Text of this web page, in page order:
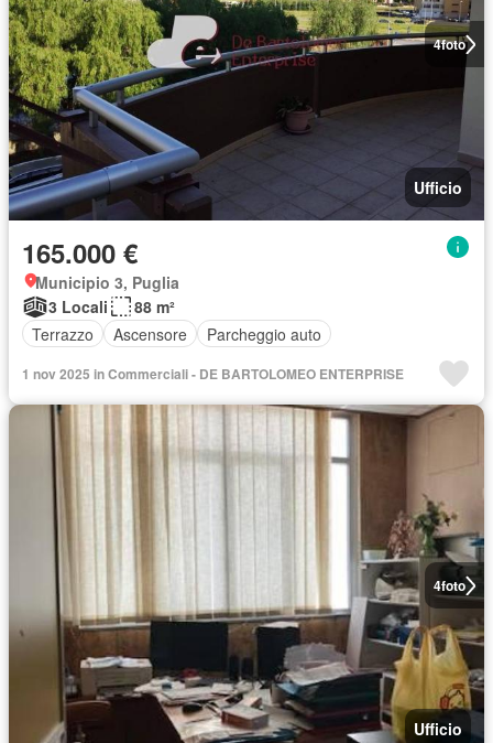
4foto
Ufficio
165.000 €
Municipio 3, Puglia
3 Locali
88 m²
Terrazzo
Ascensore Parcheggio auto
1 nov 2025 in Commerciali - DE BARTOLOMEO ENTERPRISE
4foto
Ufficio